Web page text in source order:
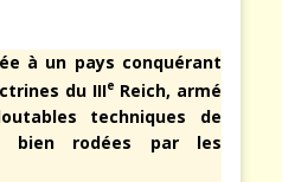
à un pays conquérant
du IIIe Reich, armé
techniques de
bien rodées par les